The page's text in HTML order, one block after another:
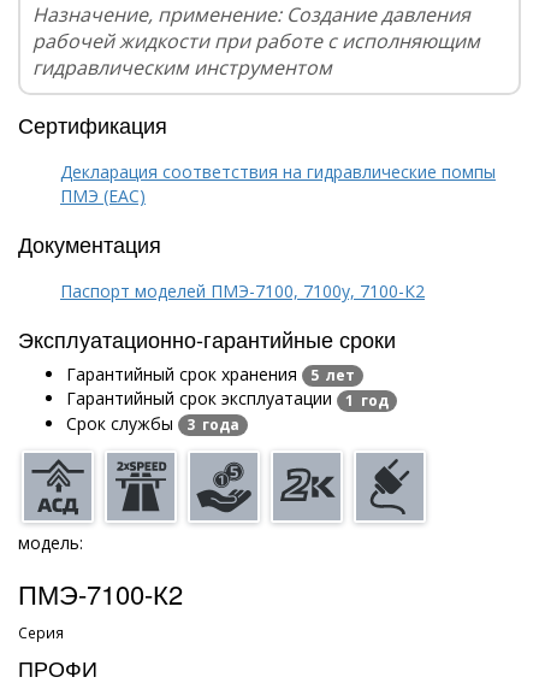
Назначение, применение: Создание давления
рабочей жидкости при работе с исполняющим
гидравлическим инструментом
Сертификация
Декларация соответствия на гидравлические помпы
ПМЭ (EAC)
Документация
Паспорт моделей ПМЭ-7100, 7100у, 7100-К2
Эксплуатационно-гарантийные сроки
Гарантийный срок хранения 5 лет
Гарантийный срок эксплуатации 1 год
Срок службы 3 года
модель:
ПМЭ-7100-К2
Серия
ПРОФИ